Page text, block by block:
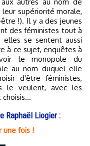
supériorité morale,
!). Il y a des jeunes
des féministes tout à
se sentent aussi
à ce sujet, enquêtes à
le monopole du
au nom duquel elle
d'être féministes,
le veulent, avec les
Raphaël Liogier :
une fois !